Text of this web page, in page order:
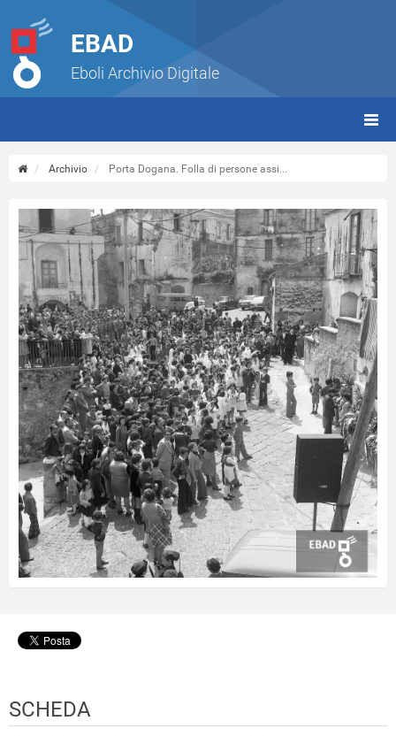
EBAD
Eboli Archivio Digitale
Archivio Porta Dogana. Folla di persone assi...
SCHEDA